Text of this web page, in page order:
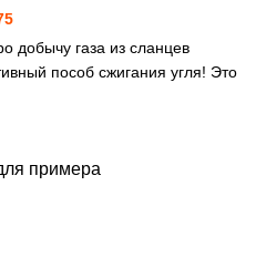
добычу газа из сланцев
пособ сжигания угля! Это
примера